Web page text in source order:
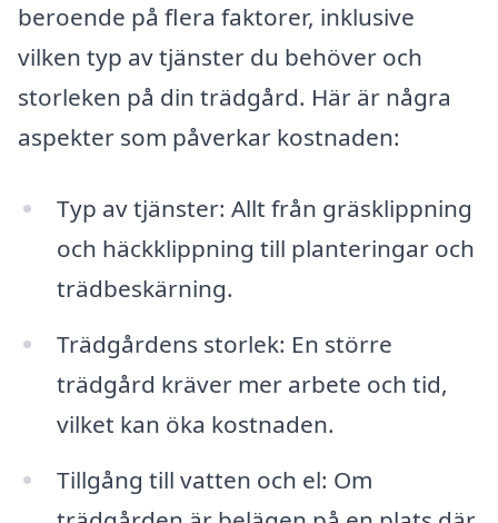
beroende på flera faktorer, inklusive
vilken typ av tjänster du behöver och
storleken på din trädgård. Här är några
aspekter som påverkar kostnaden:
Typ av tjänster: Allt från gräsklippning
och häckklippning till planteringar och
trädbeskärning.
Trädgårdens storlek: En större
trädgård kräver mer arbete och tid,
vilket kan öka kostnaden.
Tillgång till vatten och el: Om